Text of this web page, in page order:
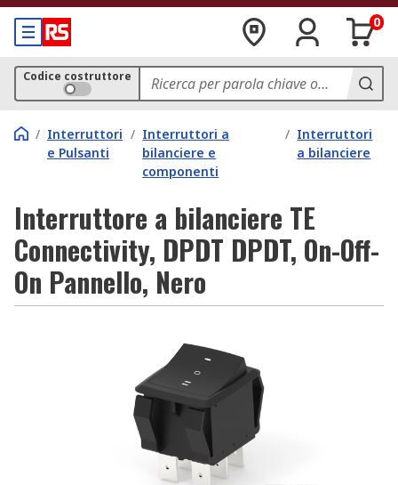
0
Codice costruttore
/ Interruttori
e Pulsanti
/ Interruttori a
bilanciere e
componenti
/ Interruttori
a bilanciere
Interruttore a bilanciere TE
Connectivity, DPDT DPDT, On-Off-
On Pannello, Nero